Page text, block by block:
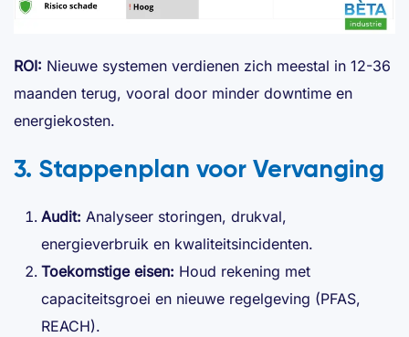
ROI: Nieuwe systemen verdienen zich meestal in 12-36
maanden terug, vooral door minder downtime en
energiekosten.
3. Stappenplan voor Vervanging
Audit: Analyseer storingen, drukval,
energieverbruik en kwaliteitsincidenten.
Toekomstige eisen: Houd rekening met
capaciteitsgroei en nieuwe regelgeving (PFAS,
REACH).